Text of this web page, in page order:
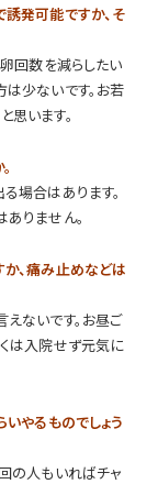
発可能ですか、そ
回数を減らしたい
少ないです。お若
います。
場合はあります。
りません。
、痛み止めなどは
ないです。お昼ご
は入院せず元気に
やるものでしょう
の人もいればチャ